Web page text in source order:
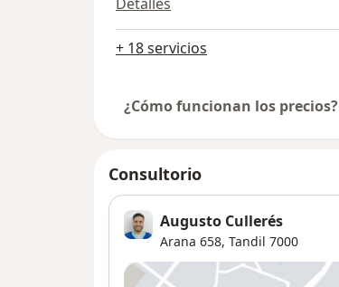
Detalles
+ 18 servicios
¿Cómo funcionan los precios?
Consultorio
Augusto Cullerés
Arana 658, Tandil 7000